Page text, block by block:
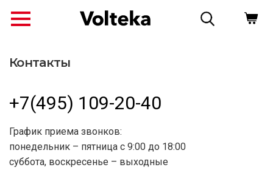
Контакты
+7(495) 109-20-40
График приема звонков:
понедельник – пятница с 9:00 до 18:00
суббота, воскресенье – выходные